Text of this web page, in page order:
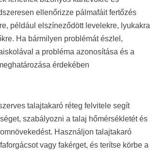
ellenőrizze pálmafáit fertőzés
például elszíneződött levelekre, lyukakra
Ha bármilyen problémát észlel,
a probléma azonosítása és a
érdekében
talajtakaró réteg felvitele segít
szabályozni a talaj hőmérsékletét és
Használjon talajtakaró
vagy fakérget, és terítse körbe a